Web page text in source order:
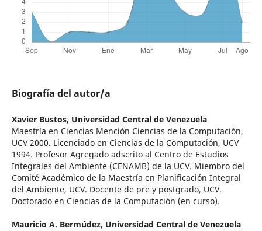
Biografía del autor/a
Xavier Bustos, Universidad Central de Venezuela
Maestría en Ciencias Mención Ciencias de la Computación,
UCV 2000. Licenciado en Ciencias de la Computación, UCV
1994. Profesor Agregado adscrito al Centro de Estudios
Integrales del Ambiente (CENAMB) de la UCV. Miembro del
Comité Académico de la Maestría en Planificación Integral
del Ambiente, UCV. Docente de pre y postgrado, UCV.
Doctorado en Ciencias de la Computación (en curso).
Mauricio A. Bermúdez, Universidad Central de Venezuela